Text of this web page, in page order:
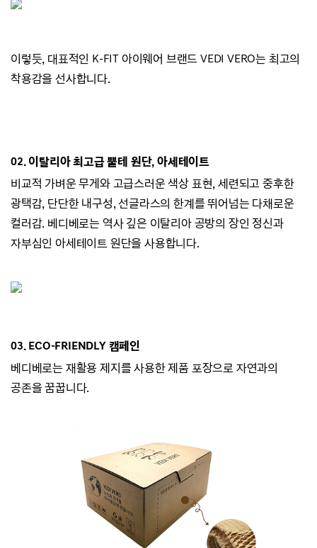
이렇듯, 대표적인 K-FIT 아이웨어 브랜드VEDI VERO는 최고의
착용감을 선사합니다.
02. 이탈리아 최고급 뿔테 원단, 아세테이트
비교적 가벼운 무게와 고급스러운 색상 표현, 세련되고 중후한
광택감, 단단한 내구성, 선글라스의 한계를 뛰어넘는 다채로운
컬러감. 베디베로는 역사 깊은 이탈리아 공방의 장인 정신과
자부심인 아세테이트 원단을 사용합니다.
03. ECO-FRIENDLY 캠페인
베디베로는 재활용 제지를 사용한 제품 포장으로 자연과의
공존을 꿈꿉니다.